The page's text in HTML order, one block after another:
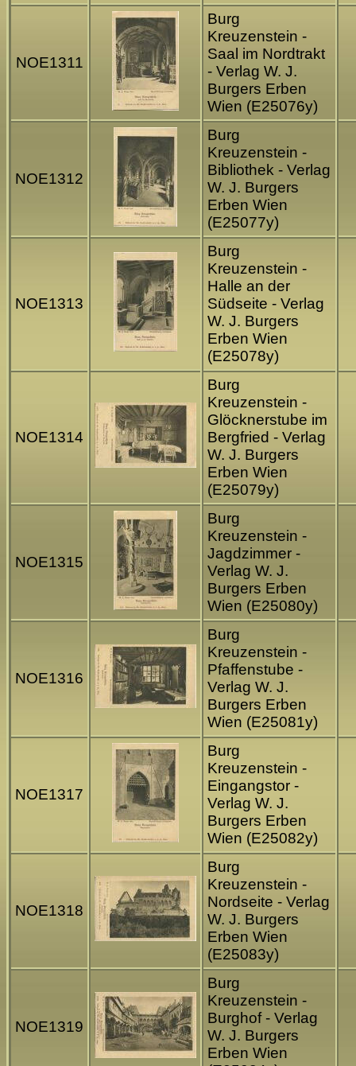
NOE1311
Burg
Kreuzenstein -
Saal im Nordtrakt
- Verlag W. J.
Burgers Erben
Wien (E25076y)
NOE1312
Burg
Kreuzenstein -
Bibliothek - Verlag
W. J. Burgers
Erben Wien
(E25077y)
NOE1313
Burg
Kreuzenstein -
Halle an der
Südseite - Verlag
W. J. Burgers
Erben Wien
(E25078y)
NOE1314
Burg
Kreuzenstein -
Glöcknerstube im
Bergfried - Verlag
W. J. Burgers
Erben Wien
(E25079y)
NOE1315
Burg
Kreuzenstein -
Jagdzimmer -
Verlag W. J.
Burgers Erben
Wien (E25080y)
NOE1316
Burg
Kreuzenstein -
Pfaffenstube -
Verlag W. J.
Burgers Erben
Wien (E25081y)
NOE1317
Burg
Kreuzenstein -
Eingangstor -
Verlag W. J.
Burgers Erben
Wien (E25082y)
NOE1318
Burg
Kreuzenstein -
Nordseite - Verlag
W. J. Burgers
Erben Wien
(E25083y)
NOE1319
Burg
Kreuzenstein -
Burghof - Verlag
W. J. Burgers
Erben Wien